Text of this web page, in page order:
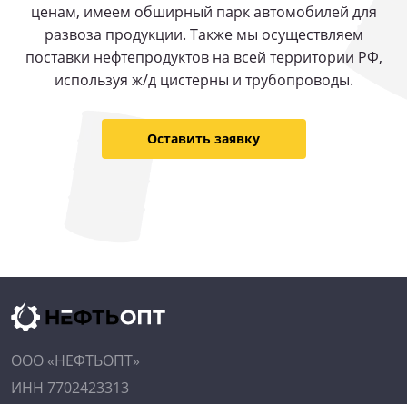
ценам, имеем обширный парк автомобилей для
развоза продукции. Также мы осуществляем
поставки нефтепродуктов на всей территории РФ,
используя ж/д цистерны и трубопроводы.
Оставить заявку
ООО «НЕФТЬОПТ»
ИНН 7702423313